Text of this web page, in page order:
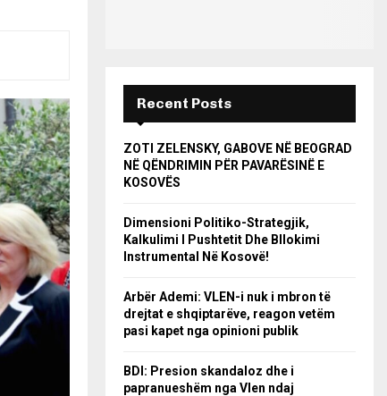
Recent Posts
ZOTI ZELENSKY, GABOVE NË BEOGRAD
NË QËNDRIMIN PËR PAVARËSINË E
KOSOVËS
Dimensioni Politiko-Strategjik,
Kalkulimi I Pushtetit Dhe Bllokimi
Instrumental Në Kosovë!
Arbër Ademi: VLEN-i nuk i mbron të
drejtat e shqiptarëve, reagon vetëm
pasi kapet nga opinioni publik
BDI: Presion skandaloz dhe i
papranueshëm nga Vlen ndaj